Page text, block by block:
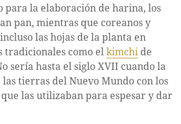
para la elaboración de harina, los
pan, mientras que coreanos y
las hojas de la planta en
como el kimchi de
sería hasta el siglo XVII cuando la
tierras del Nuevo Mundo con los
las utilizaban para espesar y dar